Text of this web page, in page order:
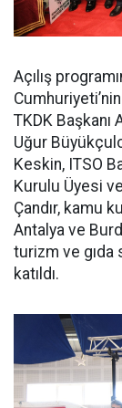
Açılış
TKDK Başkanı
Uğur
Keskin, ITSO
Kurulu Üyesi
Çandır, kamu
Antalya ve
turizm ve
katıldı.